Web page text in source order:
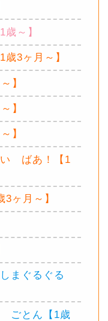
～】
3ヶ月～】
】
】
】
ばあ！【1
ヶ月～】
まぐるぐる
とん【1歳